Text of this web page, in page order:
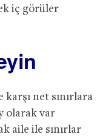
iç görüler
net sınırlara
olarak var
aile ile sınırlar